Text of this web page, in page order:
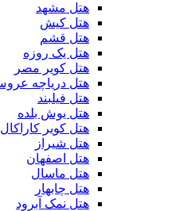
هتل مشهد
هتل کیش
هتل قشم
هتل یک روزه
هتل کویر مصر
هتل دریاچه عروس
هتل فیلبند
هتل یوش بلده
هتل کویر کاراکال یزد
هتل شیراز
هتل اصفهان
هتل ماسال
هتل چابهار
هتل نمک آبرود